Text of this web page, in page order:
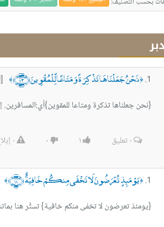
﴿نَحْنُ جَعَلْنَاهَا تَذْكِرَةً وَمَتَاعًا لِّلْمُقْوِينَ ﴿٧٣﴾ ﴾
{نحن جعلناها تذكرة ومتاعا للمقوين}أي:المسافرين.
٠تعليق ١ ٠ ٠
﴿يَوْمَئِذٍ تُعْرَضُونَ لَا تَخْفَى مِنكُمْ خَافِيَةٌ ﴿١٨﴾ ﴾
{يومئذ تعرضون لا تخفى منكم خافية} تستَّر هنا